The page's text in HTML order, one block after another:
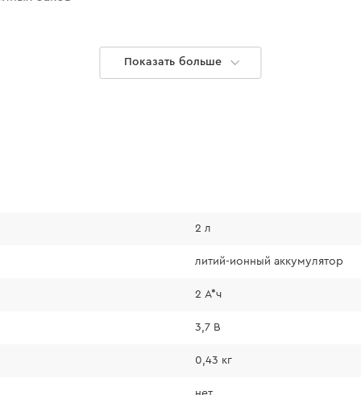
Показать больше
2 л
литий-ионный аккумулятор
2 А*ч
3,7 В
0,43 кг